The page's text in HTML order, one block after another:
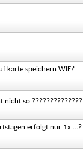
karte speichern WIE?
so ??????????????
erfolgt nur 1x ...?